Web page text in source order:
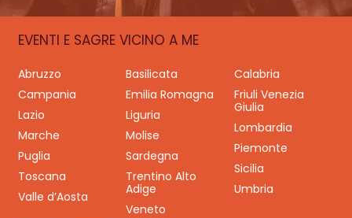
EVENTI E SAGRE VICINO A ME
Abruzzo Basilicata
Calabria
Campania
Emilia Romagna
Friuli Venezia
Giulia
Lazio
Liguria
Lombardia
Marche
Molise
Piemonte
Puglia
Sardegna
Sicilia
Toscana
Trentino Alto
Adige
Umbria
Valle d’Aosta
Veneto